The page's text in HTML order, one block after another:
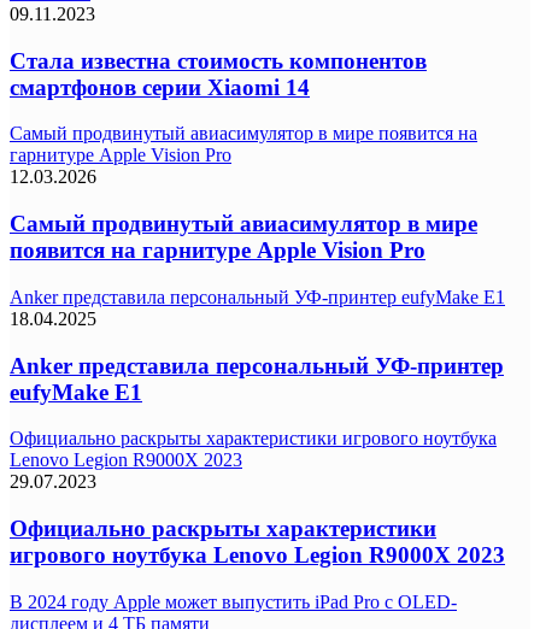
09.11.2023
Стала известна стоимость компонентов
смартфонов серии Xiaomi 14
Самый продвинутый авиасимулятор в мире появится на
гарнитуре Apple Vision Pro
12.03.2026
Самый продвинутый авиасимулятор в мире
появится на гарнитуре Apple Vision Pro
Anker представила персональный УФ-принтер eufyMake E1
18.04.2025
Anker представила персональный УФ-принтер
eufyMake E1
Официально раскрыты характеристики игрового ноутбука
Lenovo Legion R9000X 2023
29.07.2023
Официально раскрыты характеристики
игрового ноутбука Lenovo Legion R9000X 2023
В 2024 году Apple может выпустить iPad Pro с OLED-
дисплеем и 4 ТБ памяти